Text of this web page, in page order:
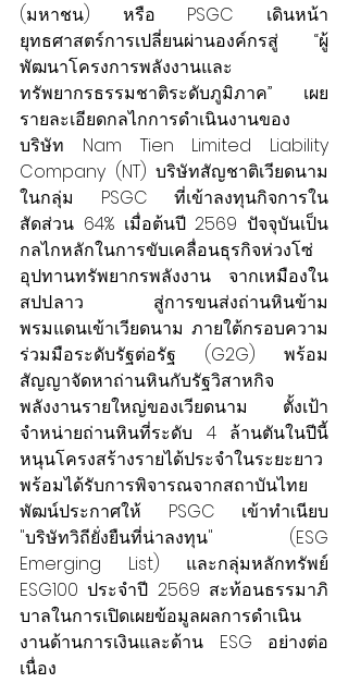
(มหาชน) หรือ PSGC เดินหน้า
ยุทธศาสตร์การเปลี่ยนผ่านองค์กรสู่ “ผู้
พัฒนาโครงการพลังงานและ
ทรัพยากรธรรมชาติระดับภูมิภาค” เผย
รายละเอียดกลไกการดำเนินงานของ
บริษัท Nam Tien Limited Liability
Company (NT) บริษัทสัญชาติเวียดนาม
ในกลุ่ม PSGC ที่เข้าลงทุนกิจการใน
สัดส่วน 64% เมื่อต้นปี 2569 ปัจจุบันเป็น
กลไกหลักในการขับเคลื่อนธุรกิจห่วงโซ่
อุปทานทรัพยากรพลังงาน จากเหมืองใน
สปป.ลาว สู่การขนส่งถ่านหินข้าม
พรมแดนเข้าเวียดนาม ภายใต้กรอบความ
ร่วมมือระดับรัฐต่อรัฐ (G2G) พร้อม
สัญญาจัดหาถ่านหินกับรัฐวิสาหกิจ
พลังงานรายใหญ่ของเวียดนาม ตั้งเป้า
จำหน่ายถ่านหินที่ระดับ 4 ล้านตันในปีนี้
หนุนโครงสร้างรายได้ประจำในระยะยาว
พร้อมได้รับการพิจารณจากสถาบันไทย
พัฒน์ประกาศให้ PSGC เข้าทำเนียบ
"บริษัทวิถียั่งยืนที่น่าลงทุน" (ESG
Emerging List) และกลุ่มหลักทรัพย์
ESG100 ประจำปี 2569 สะท้อนธรรมาภิ
บาลในการเปิดเผยข้อมูลผลการดำเนิน
งานด้านการเงินและด้าน ESG อย่างต่อ
เนื่อง